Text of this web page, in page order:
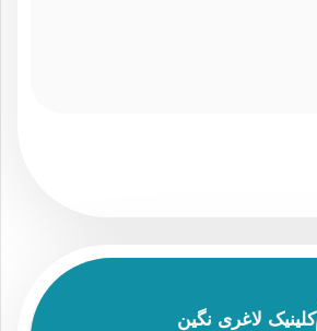
کلینیک لاغری نگین